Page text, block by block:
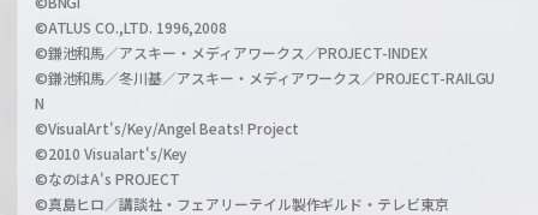
©ATLUS CO.,LTD. 1996,2008
©鎌池和馬／アスキー・メディアワークス／PROJECT-INDEX
©鎌池和馬／冬川基／アスキー・メディアワークス／PROJECT-RAILGU
N
©VisualArt's/Key/Angel Beats! Project
©2010 Visualart's/Key
©なのはA's PROJECT
©真島ヒロ／講談社・フェアリーテイル製作ギルド・テレビ東京